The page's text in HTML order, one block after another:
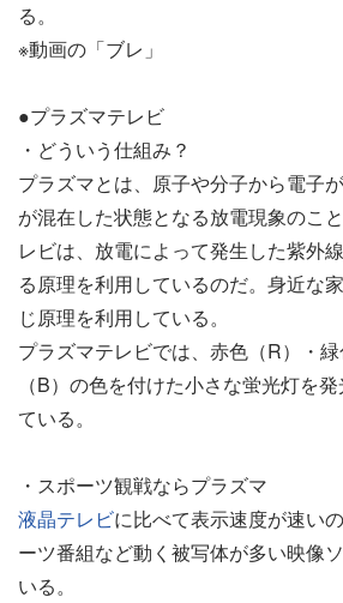
る。
※動画の「ブレ」
●プラズマテレビ
・どういう仕組み？
プラズマとは、原子や分子から電子
が混在した状態となる放電現象のこ
レビは、放電によって発生した紫外
る原理を利用しているのだ。身近な
じ原理を利用している。
プラズマテレビでは、赤色（R）・
（B）の色を付けた小さな蛍光灯を
ている。
・スポーツ観戦ならプラズマ
液晶テレビに比べて表示速度が速い
ーツ番組など動く被写体が多い映像
いる。